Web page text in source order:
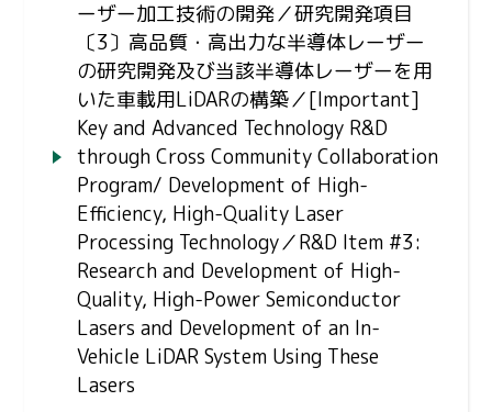
ーザー加工技術の開発／研究開発項目
〔3〕高品質・高出力な半導体レーザー
の研究開発及び当該半導体レーザーを用
いた車載用LiDARの構築／[Important]
Key and Advanced Technology R&D
through Cross Community Collaboration
Program/ Development of High-
Efficiency, High-Quality Laser
Processing Technology／R&D Item #3:
Research and Development of High-
Quality, High-Power Semiconductor
Lasers and Development of an In-
Vehicle LiDAR System Using These
Lasers